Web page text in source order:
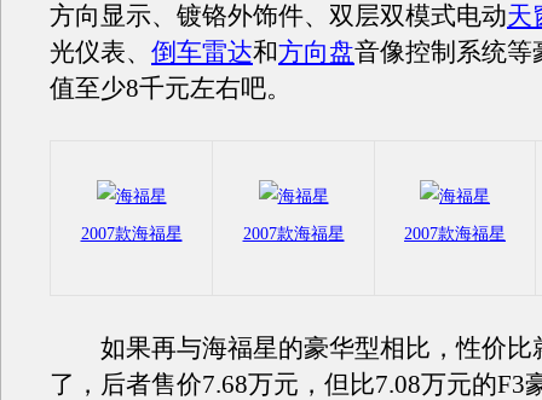
方向显示、镀铬外饰件、双层双模式电动天
光仪表、 倒车雷达和方向盘音像控制系统等
值至少8千元左右吧。
2007款海福星 2007款海福星 2007款海福星
如果再与海福星的豪华型相比，性价比
了，后者售价7.68万元，但比7.08万元的F3